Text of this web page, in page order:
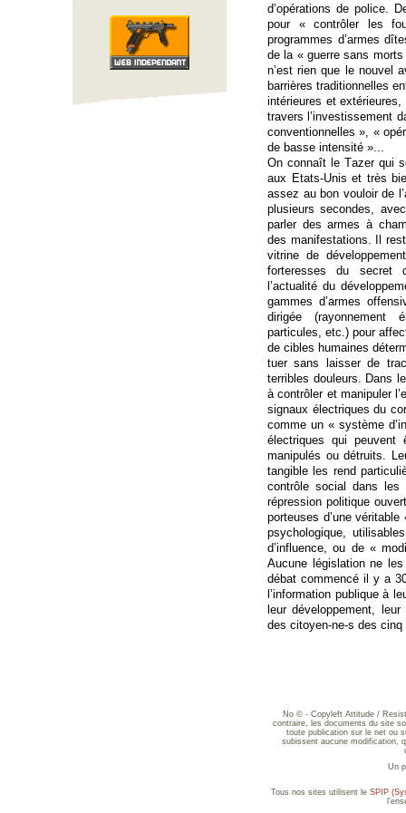
d’opérations de police.
pour « contrôler les
programmes d’armes
de la « guerre sans
n’est rien que le nouvel
barrières traditionnelles
intérieures et
travers l’investissement
conventionnelles », «
de basse intensité »...
On connaît le Tazer qui
aux Etats-Unis et très
assez au bon vouloir de
plusieurs secondes,
parler des armes à
des manifestations. Il
vitrine de
forteresses du secret
l’actualité du
gammes d’armes
dirigée (rayonnement
particules, etc.) pour
de cibles humaines
tuer sans laisser de
terribles douleurs. Dans
à contrôler et manipuler
signaux électriques du
comme un « système
électriques qui peuvent
manipulés ou détruits.
tangible les rend
contrôle social dans
répression politique
porteuses d’une
psychologique,
d’influence, ou de «
Aucune législation ne
débat commencé il y a
l’information publique à
leur développement,
des citoyen-ne-s des
No © - Copyleft Attitude /
contraire, les documents du site
toute publication sur le net ou
subissent aucune modification,
Un
Tous nos sites utilisent le SPIP